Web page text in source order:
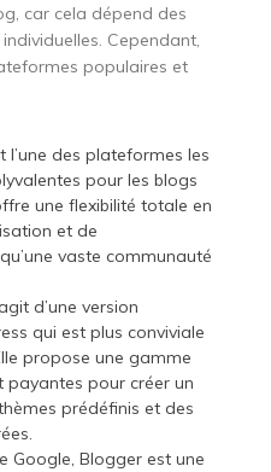
car cela dépend des
Cependant,
populaires et
l’une des plateformes les
pour les blogs
une flexibilité totale en
et de
vaste communauté
d’une version
qui est plus conviviale
propose une gamme
payantes pour créer un
prédéfinis et des
Google, Blogger est une